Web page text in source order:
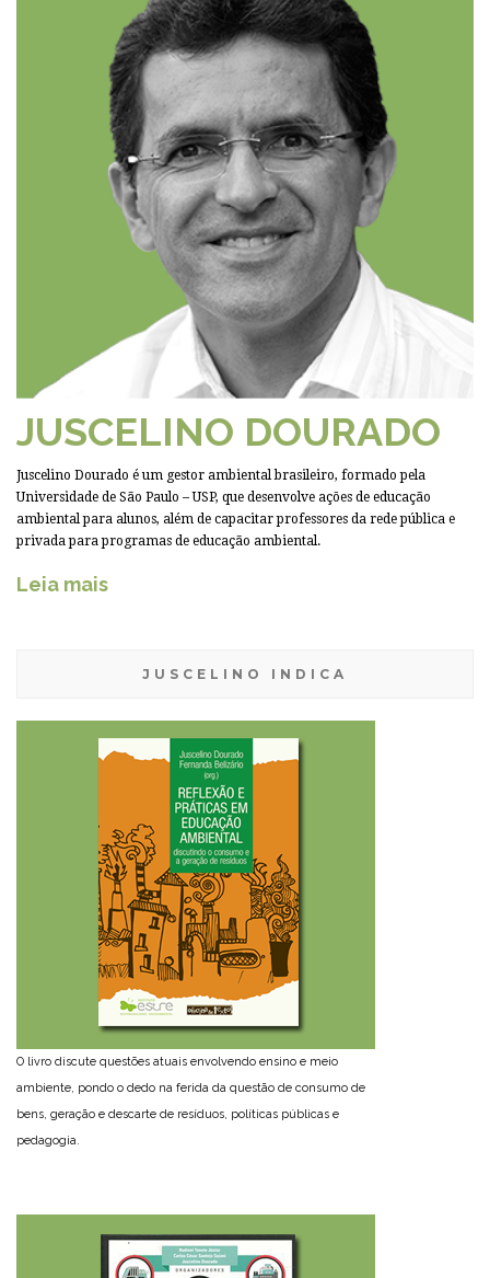
JUSCELINO DOURADO
Juscelino Dourado é um gestor ambiental brasileiro, formado pela
Universidade de São Paulo – USP, que desenvolve ações de educação
ambiental para alunos, além de capacitar professores da rede pública e
privada para programas de educação ambiental.
Leia mais
JUSCELINO INDICA
O livro discute questões atuais envolvendo ensino e meio
ambiente, pondo o dedo na ferida da questão de consumo de
bens, geração e descarte de resíduos, políticas públicas e
pedagogia.